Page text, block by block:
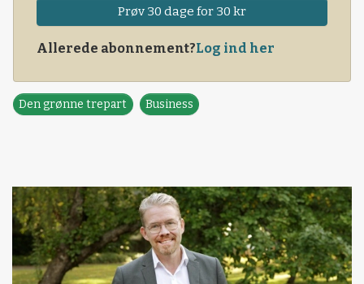
Prøv 30 dage for 30 kr
Allerede abonnement?Log ind her
Den grønne trepart Business